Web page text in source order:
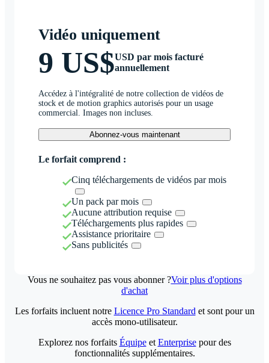
Vidéo uniquement
9 US$USD par mois facturé
annuellement
Accédez à l'intégralité de notre collection de vidéos de
stock et de motion graphics autorisés pour un usage
commercial. Images non incluses.
Abonnez-vous maintenant
Le forfait comprend :
Cinq téléchargements de vidéos par mois
Un pack par mois
Aucune attribution requise
Téléchargements plus rapides
Assistance prioritaire
Sans publicités
Vous ne souhaitez pas vous abonner ?Voir plus d'options
d'achat
Les forfaits incluent notre Licence Pro Standard et sont pour un
accès mono-utilisateur.
Explorez nos forfaits Équipeet Enterprisepour des
fonctionnalités supplémentaires.